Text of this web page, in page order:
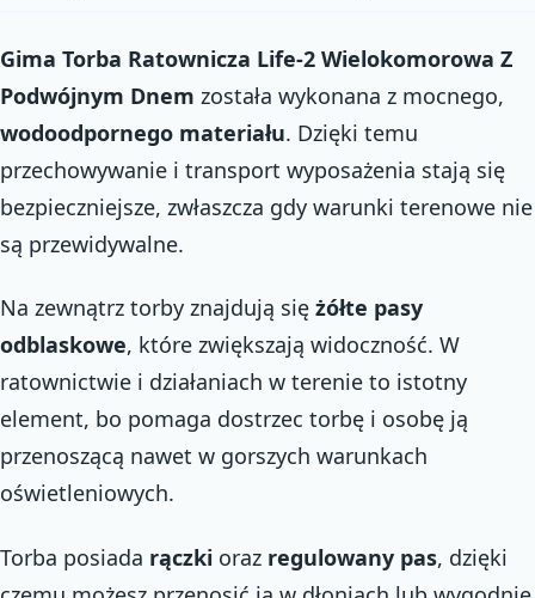
Gima Torba Ratownicza Life-2 Wielokomorowa Z
Podwójnym Dnem została wykonana z mocnego,
wodoodpornego materiału. Dzięki temu
przechowywanie i transport wyposażenia stają się
bezpieczniejsze, zwłaszcza gdy warunki terenowe nie
są przewidywalne.
Na zewnątrz torby znajdują się żółte pasy
odblaskowe, które zwiększają widoczność. W
ratownictwie i działaniach w terenie to istotny
element, bo pomaga dostrzec torbę i osobę ją
przenoszącą nawet w gorszych warunkach
oświetleniowych.
Torba posiada rączki oraz regulowany pas, dzięki